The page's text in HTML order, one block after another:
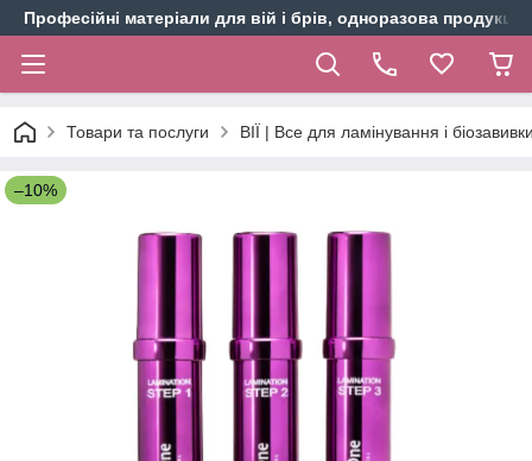
Професійні матеріали для вій і брів, одноразова продукція
Товари та послуги ВІЇ | Все для ламінування і
–10%